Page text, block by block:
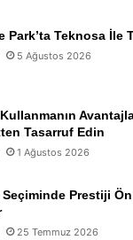
Park’ta Teknosa İle
5 Ağustos 2026
Tasarruf Edin
1 Ağustos 2026
Prestiji Ön
25 Temmuz 2026